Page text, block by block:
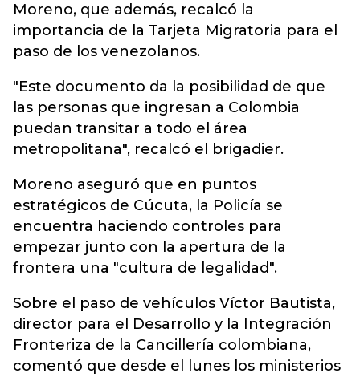
Moreno, que además, recalcó la
importancia de la Tarjeta Migratoria para el
paso de los venezolanos.
"Este documento da la posibilidad de que
las personas que ingresan a Colombia
puedan transitar a todo el área
metropolitana", recalcó el brigadier.
Moreno aseguró que en puntos
estratégicos de Cúcuta, la Policía se
encuentra haciendo controles para
empezar junto con la apertura de la
frontera una "cultura de legalidad".
Sobre el paso de vehículos Víctor Bautista,
director para el Desarrollo y la Integración
Fronteriza de la Cancillería colombiana,
comentó que desde el lunes los ministerios